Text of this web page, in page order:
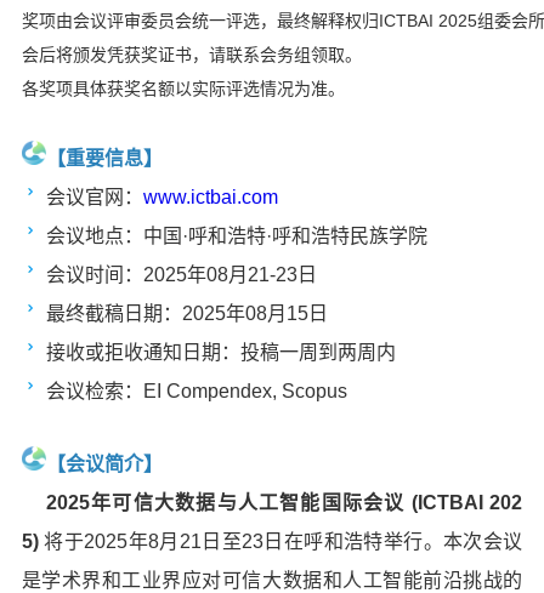
奖项由会议评审委员会统一评选，最终解释权归ICTBAI 2025组委会
会后将颁发凭获奖证书，请联系会务组领取。
各奖项具体获奖名额以实际评选情况为准。
【重要信息】
会议官网： www.ictbai.com
会议地点：中国·呼和浩特·呼和浩特民族学院
会议时间：2025年08月21-23日
最终截稿日期：2025年08月15日
接收或拒收通知日期：投稿一周到两周内
会议检索：EI Compendex, Scopus
【会议简介】
2025年可信大数据与人工智能国际会议 (ICTBAI 202
5)将于2025年8月21日至23日在呼和浩特举行。本次会议
是学术界和工业界应对可信大数据和人工智能前沿挑战的